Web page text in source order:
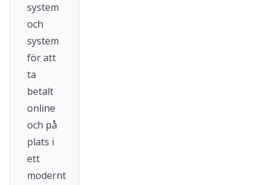
system
och
system
för att
ta
betalt
online
och på
plats i
ett
modernt